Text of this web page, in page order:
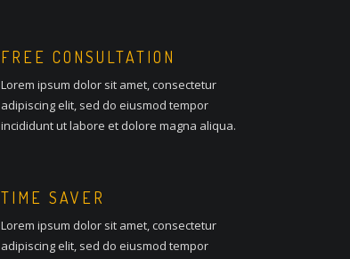
FREE CONSULTATION
Lorem ipsum dolor sit amet, consectetur
adipiscing elit, sed do eiusmod tempor
incididunt ut labore et dolore magna aliqua.
TIME SAVER
Lorem ipsum dolor sit amet, consectetur
adipiscing elit, sed do eiusmod tempor